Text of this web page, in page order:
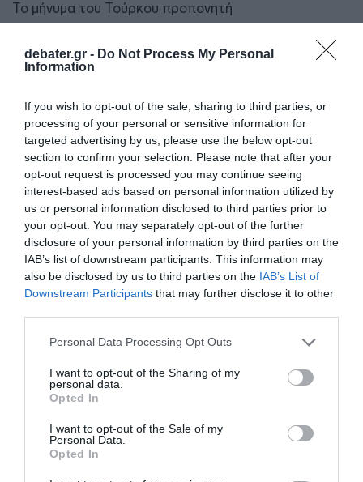
debater.gr - Do Not Process My Personal
Information
If you wish to opt-out of the sale, sharing to third parties, or
processing of your personal or sensitive information for
targeted advertising by us, please use the below opt-out
section to confirm your selection. Please note that after your
opt-out request is processed you may continue seeing
interest-based ads based on personal information utilized by
us or personal information disclosed to third parties prior to
your opt-out. You may separately opt-out of the further
disclosure of your personal information by third parties on the
IAB’s list of downstream participants. This information may
also be disclosed by us to third parties on the IAB’s List of
Downstream Participants that may further disclose it to other
Please note that this website/app uses one or more Google
not limited to your visit or usage behaviour. You may click to
grant or deny consent to Google and its third-party tags to
use your data for below specified purposes in below Google
consent section.
Personal Data Processing Opt Outs
I want to opt-out of the Sharing of my
personal data.
Opted In
I want to opt-out of the Sale of my
Personal Data.
Opted In
Το μήνυμα του Τούρκου προπονητή
ΑΘΛΗΤΙΚΑ
Ελλάδα – Τουρκία: Δεν προπονήθηκε ο
Ελλάδα
11.09.2025 - 18:44